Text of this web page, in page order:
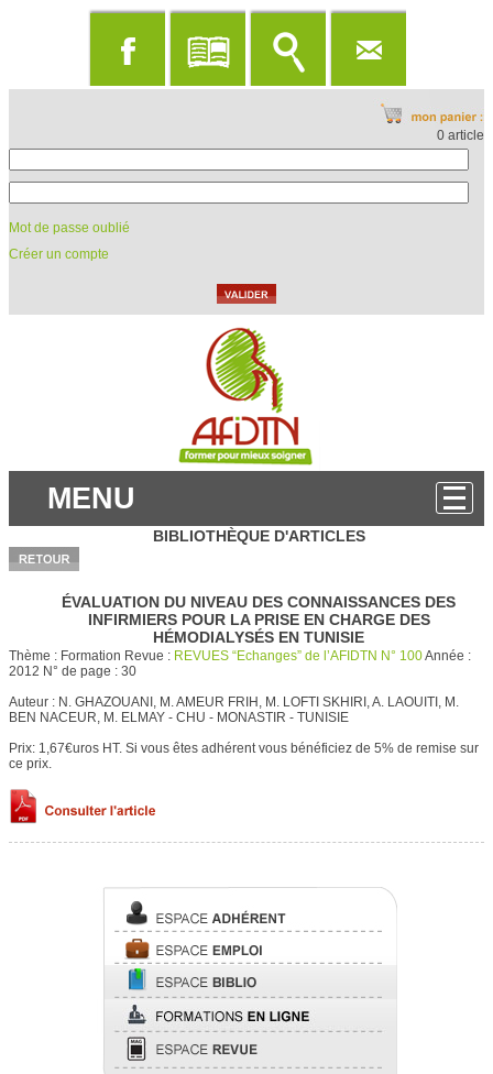
0 article
Mot de passe oublié
Créer un compte
MENU
BIBLIOTHÈQUE D'ARTICLES
ÉVALUATION DU NIVEAU DES CONNAISSANCES DES
INFIRMIERS POUR LA PRISE EN CHARGE DES
HÉMODIALYSÉS EN TUNISIE
Thème : Formation Revue : REVUES “Echanges” de l’AFIDTN N° 100Année :
2012 N° de page : 30
Auteur : N. GHAZOUANI, M. AMEUR FRIH, M. LOFTI SKHIRI, A. LAOUITI, M.
BEN NACEUR, M. ELMAY - CHU - MONASTIR - TUNISIE
Prix: 1,67€uros HT. Si vous êtes adhérent vous bénéficiez de 5% de remise sur
ce prix.